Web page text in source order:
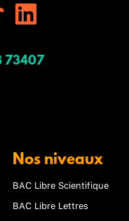
73407
Nos niveaux
BAC Libre Scientifique
BAC Libre Lettres